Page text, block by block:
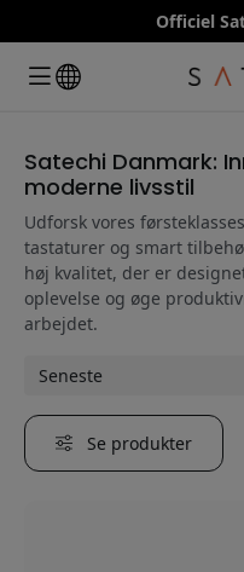
Officiel
Satechi Danmark:
moderne livsstil
Udforsk vores
tastaturer og smart
høj kvalitet, der er
oplevelse og øge
arbejdet.
Se produkter